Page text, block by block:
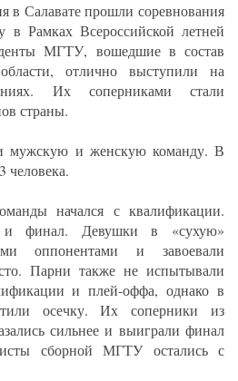
в Салавате прошли соревнования
в Рамках Всероссийской летней
МГТУ, вошедшие в состав
отлично выступили на
Их соперниками стали
страны.
мужскую и женскую команду. В
человека.
начался с квалификации.
финал. Девушки в «сухую»
оппонентами и завоевали
Парни также не испытывали
и плей-оффа, однако в
осечку. Их соперники из
сильнее и выиграли финал
сборной МГТУ остались с